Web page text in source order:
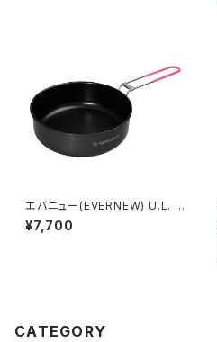
エバニュー(EVERNEW) U.L. A
lu.Pan 16cm
¥7,700
CATEGORY